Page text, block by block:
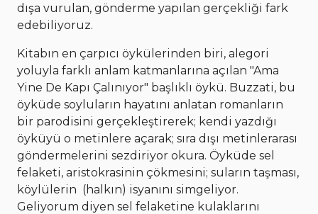
dışa vurulan, gönderme yapılan gerçekliği fark
edebiliyoruz.
Kitabın en çarpıcı öykülerinden biri, alegori
yoluyla farklı anlam katmanlarına açılan "Ama
Yine De Kapı Çalınıyor" başlıklı öykü. Buzzati, bu
öyküde soyluların hayatını anlatan romanların
bir parodisini gerçekleştirerek; kendi yazdığı
öyküyü o metinlere açarak; sıra dışı metinlerarası
göndermelerini sezdiriyor okura. Öyküde sel
felaketi, aristokrasinin çökmesini; suların taşması,
köylülerin (halkın) isyanını simgeliyor.
Geliyorum diyen sel felaketine kulaklarını